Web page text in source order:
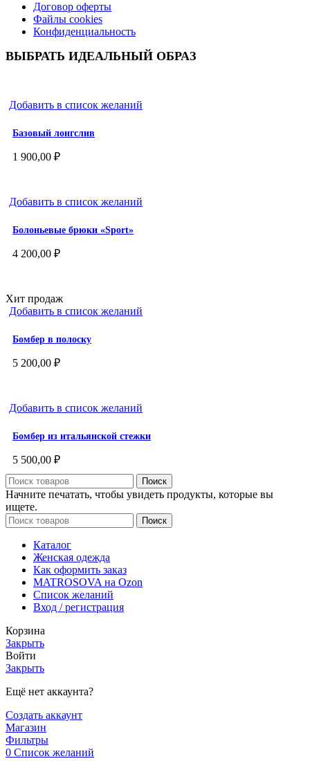
Договор оферты
Файлы cookies
Конфиденциальность
ВЫБРАТЬ ИДЕАЛЬНЫЙ ОБРАЗ
Добавить в список желаний
Базовый лонгслив
1 900,00 ₽
Добавить в список желаний
Болоньевые брюки «Sport»
4 200,00 ₽
Хит продаж
Добавить в список желаний
Бомбер в полоску
5 200,00 ₽
Добавить в список желаний
Бомбер из итальянской стежки
5 500,00 ₽
Поиск
Начните печатать, чтобы увидеть продукты, которые вы
ищете.
Поиск
Каталог
Женская одежда
Как оформить заказ
MATROSOVA на Ozon
Список желаний
Вход / регистрация
Корзина
Закрыть
Войти
Закрыть
Ещё нет аккаунта?
Создать аккаунт
Магазин
Фильтры
0 Список желаний